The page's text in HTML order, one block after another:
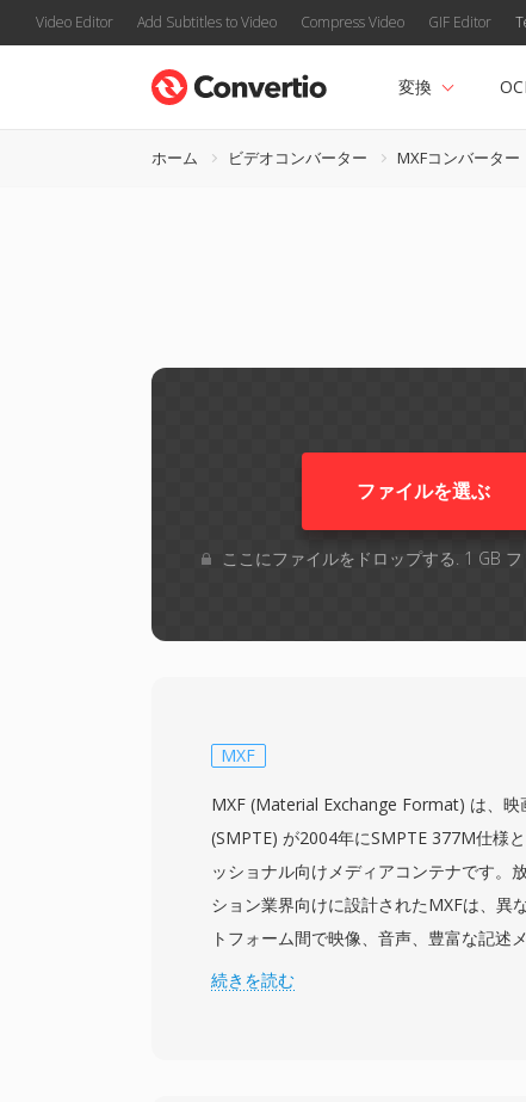
Video Editor Add Subtitles to Video Compress Video GIF Editor
変換
ホーム ビデオコンバーター MXFコンバーター
ファイルを選ぶ
ここにファイルをドロップする. 1 GB
MXF
MXF (Material Exchange Format) は、映
(SMPTE) が2004年にSMPTE 377M仕様
ッショナル向けメディアコンテナです。
ション業界向けに設計されたMXFは、異
トフォーム間で映像、音声、豊富な記述
のベンダー中立のラッパーを提供します
続きを読む